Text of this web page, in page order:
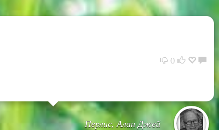
0
Перлис, Алан Джей